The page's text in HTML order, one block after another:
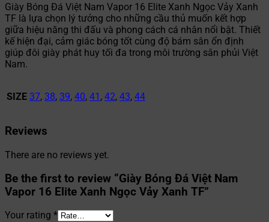
Giày Bóng Đá Việt Nam Vapor 16 Elite Xanh Ngọc Vảy Xanh
TF là lựa chọn lý tưởng cho những cầu thủ muốn kết hợp
giữa hiệu năng thi đấu và phong cách cá nhân nổi bật. Thiết
kế hiện đại, cảm giác bóng tốt cùng độ bám sân ổn định
giúp đôi giày phát huy tối đa trong môi trường sân phủi Việt
Nam.
SIZE 37, 38, 39, 40, 41 , 42, 43, 44
Reviews
There are no reviews yet.
Be the first to review “Giày Bóng Đá Việt Nam
Vapor 16 Elite Xanh Ngọc Vảy Xanh TF”
Your rating *